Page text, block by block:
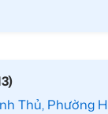
Thủ, Phường